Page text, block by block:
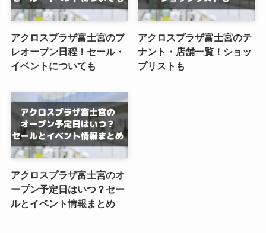
アクロスプラザ富士宮のプ
レオープン日程！セール・
イベントについても
アクロスプラザ富士宮のテ
ナント・店舗一覧！ショッ
プリストも
アクロスプラザ富士宮のオ
ープン予定日はいつ？セー
ルとイベント情報まとめ